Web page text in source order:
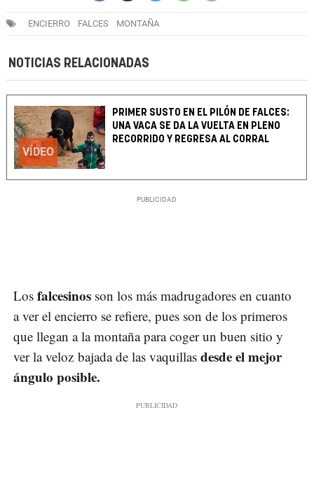
ENCIERRO FALCES MONTAÑA
NOTICIAS RELACIONADAS
VÍDEO
PRIMER SUSTO EN EL PILÓN DE FALCES:
UNA VACA SE DA LA VUELTA EN PLENO
RECORRIDO Y REGRESA AL CORRAL
Los falcesinos son los más madrugadores en cuanto
a ver el encierro se refiere, pues son de los primeros
que llegan a la montaña para coger un buen sitio y
ver la veloz bajada de las vaquillas desde el mejor
ángulo posible.